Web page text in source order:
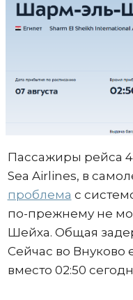
Пассажиры рейса
Sea Airlines, в
проблема с
по-прежнему не
Шейха. Общая
Сейчас во Внуково
вместо 02:50